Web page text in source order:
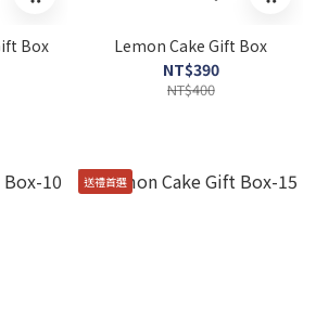
Box
Lemon Cake Gift Box
NT$390
NT$400
送禮首選